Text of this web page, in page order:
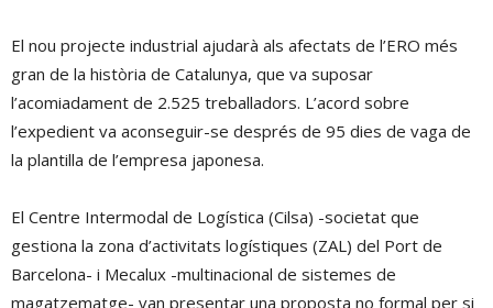
El nou projecte industrial ajudarà als afectats de l’ERO més
gran de la història de Catalunya, que va suposar
l’acomiadament de 2.525 treballadors. L’acord sobre
l’expedient va aconseguir-se després de 95 dies de vaga de
la plantilla de l’empresa japonesa.
El Centre Intermodal de Logística (Cilsa) -societat que
gestiona la zona d’activitats logístiques (ZAL) del Port de
Barcelona- i Mecalux -multinacional de sistemes de
magatzematge- van presentar una proposta no formal per si